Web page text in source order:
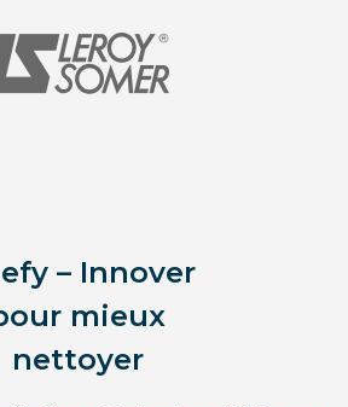
– Innover
mieux
nettoyer